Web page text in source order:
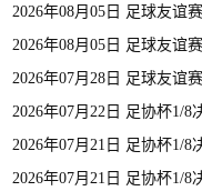
2026年08月05日 足球友谊
2026年08月05日 足球友谊
2026年07月28日 足球友谊
2026年07月22日 足协杯1/
2026年07月21日 足协杯1/
2026年07月21日 足协杯1/